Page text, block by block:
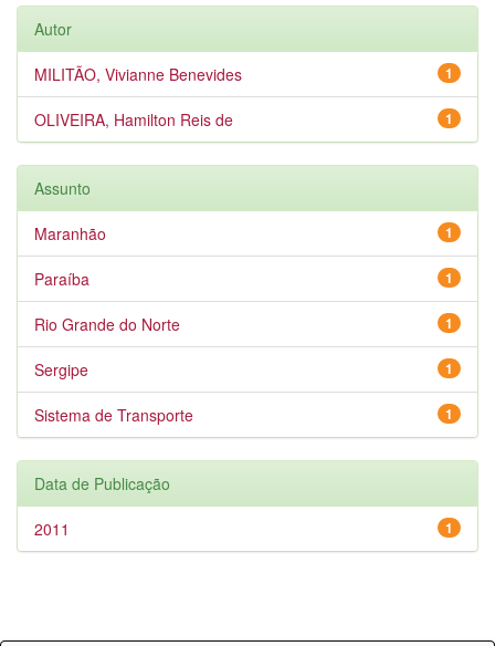
Autor
1
MILITÃO, Vivianne Benevides
1
OLIVEIRA, Hamilton Reis de
Assunto
1
Maranhão
1
Paraíba
1
Rio Grande do Norte
1
Sergipe
1
Sistema de Transporte
Data de Publicação
1
2011